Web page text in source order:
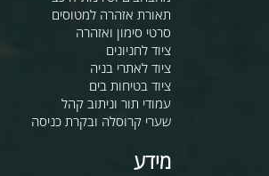
תאורת אזהרה למטוסים
סרטי סימון ואזהרה
ציוד לחניונים
ציוד לאתרי בניה
ציוד בטיחות בים
עמודי תור וניתוב קהל
שערי קרוסלה ובקרת כניסה
מידע